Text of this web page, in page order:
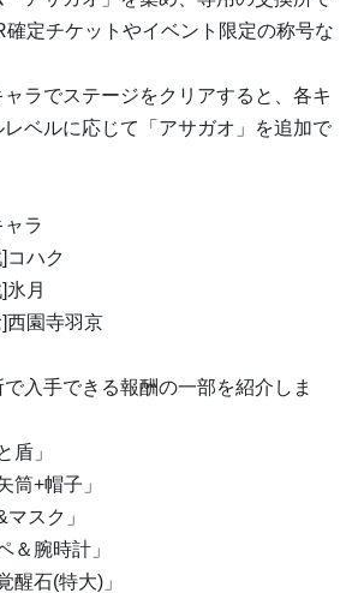
定チケットやイベント限定の称号な
ラでステージをクリアすると、各キ
ベルに応じて「アサガオ」を追加で
ラ
コハク
氷月
西園寺羽京
入手できる報酬の一部を紹介しま
盾」
筒+帽子」
スク」
＆腕時計」
醒石(特大)」